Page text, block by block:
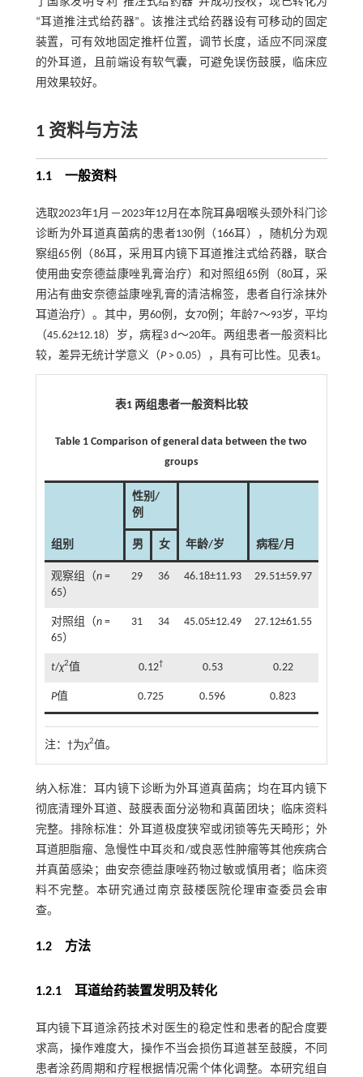
“耳道推注式给药器”。该推注式给药器设有可移动的固定
装置，可有效地固定推杆位置，调节长度，适应不同深度
的外耳道，且前端设有软气囊，可避免误伤鼓膜，临床应
用效果较好。
1 资料与方法
1.1 一般资料
选取2023年1月－2023年12月在本院耳鼻咽喉头颈外科门诊
诊断为外耳道真菌病的患者130例（166耳），随机分为观
察组65例（86耳，采用耳内镜下耳道推注式给药器，联合
使用曲安奈德益康唑乳膏治疗）和对照组65例（80耳，采
用沾有曲安奈德益康唑乳膏的清洁棉签，患者自行涂抹外
耳道治疗）。其中，男60例，女70例；年龄7～93岁，平均
（45.62±12.18）岁，病程3 d～20年。两组患者一般资料比
较，差异无统计学意义（P> 0.05），具有可比性。见表1。
表1 两组患者一般资料比较
Table 1 Comparison of general data between the two
groups
组别
性别/
例
年龄/岁 病程/月
男 女
观察组（n=
65）
29 36 46.18±11.93 29.51±59.97
对照组（n=
65）
31 34 45.05±12.49 27.12±61.55
t/χ2值 0.12† 0.53 0.22
P值 0.725 0.596 0.823
注： †为χ2值。
纳入标准：耳内镜下诊断为外耳道真菌病；均在耳内镜下
彻底清理外耳道、鼓膜表面分泌物和真菌团块；临床资料
完整。排除标准：外耳道极度狭窄或闭锁等先天畸形；外
耳道胆脂瘤、急慢性中耳炎和/或良恶性肿瘤等其他疾病合
并真菌感染；曲安奈德益康唑药物过敏或慎用者；临床资
料不完整。本研究通过南京鼓楼医院伦理审查委员会审
查。
1.2 方法
1.2.1 耳道给药装置发明及转化
耳内镜下耳道涂药技术对医生的稳定性和患者的配合度要
求高，操作难度大，操作不当会损伤耳道甚至鼓膜，不同
患者涂药周期和疗程根据情况需个体化调整。本研究组自